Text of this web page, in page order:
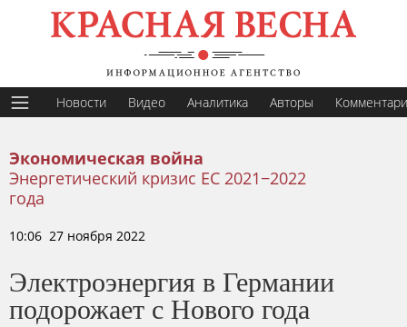
Новости Видео Аналитика Авторы
Экономическая война
Энергетический кризис ЕС 2021−2022
года
10:06 27 ноября 2022
Электроэнергия в Германии
подорожает с Нового года